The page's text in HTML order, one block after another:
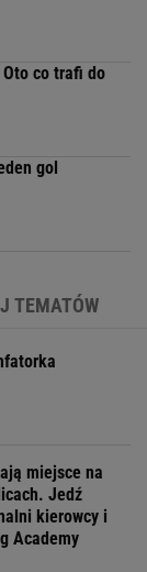
co trafi do
gol
TEMATÓW
miejsce na
Jedź
kierowcy i
Academy